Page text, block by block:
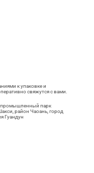
к упаковке и
свяжутся с вами.
промышленный парк
район Чаоань, город
Гуандун